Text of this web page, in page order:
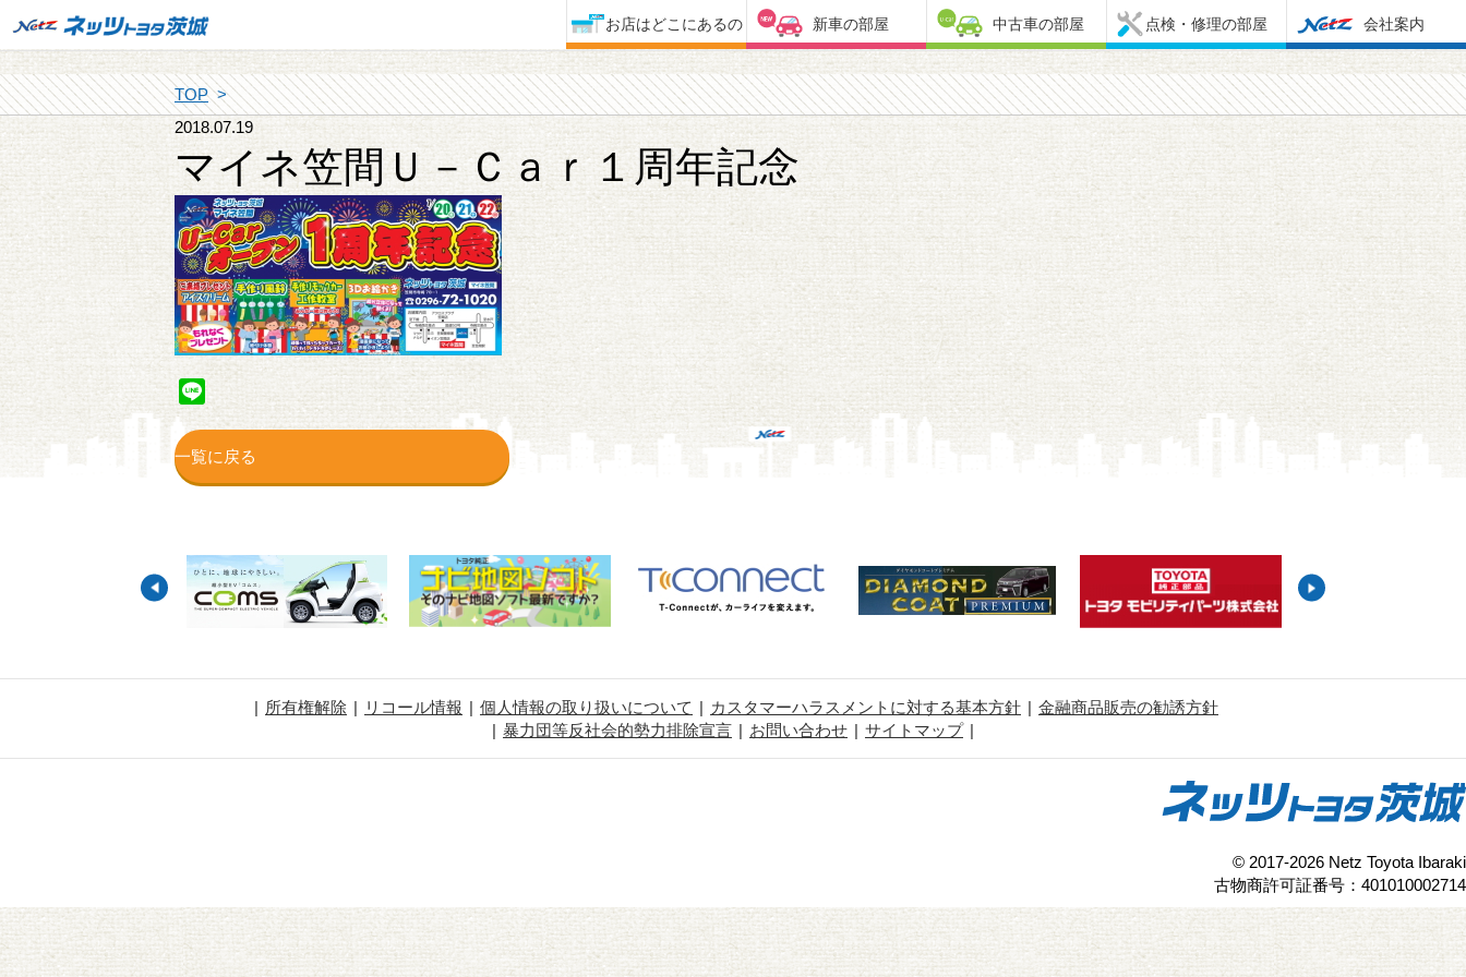
お店はどこにあるの 新車の部屋 中古車の部屋 点検・修理の部屋 会社案内
TOP
2018.07.19
マイネ笠間Ｕ－Ｃａｒ１周年記念
Line
一覧に戻る
所有権解除 リコール情報 個人情報の取り扱いについて カスタマーハラスメントに対する基本方針
金融商品販売の勧誘方針
暴力団等反社会的勢力排除宣言
お問い合わせ サイトマップ
© 2017-2026 Netz Toyota Ibaraki
古物商許可証番号：401010002714